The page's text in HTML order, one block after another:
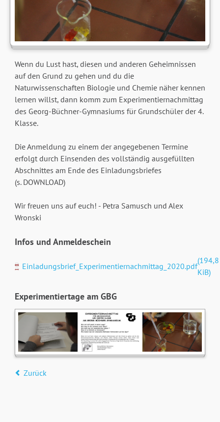
Wenn du Lust hast, diesen und anderen Geheimnissen
auf den Grund zu gehen und du die
Naturwissenschaften Biologie und Chemie näher kennen
lernen willst, dann komm zum Experimentiernachmittag
des Georg-Büchner-Gymnasiums für Grundschüler der 4.
Klasse.
Die Anmeldung zu einem der angegebenen Termine
erfolgt durch Einsenden des vollständig ausgefüllten
Abschnittes am Ende des Einladungsbriefes
(s. DOWNLOAD)
Wir freuen uns auf euch! - Petra Samusch und Alex
Wronski
Infos und Anmeldeschein
Einladungsbrief_Experimentiernachmittag_2020.pdf
(194,8
KiB)
Experimentiertage am GBG
Zurück